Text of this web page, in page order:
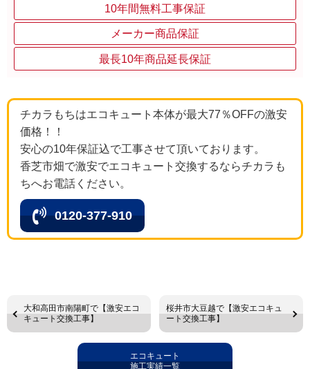
10年間無料工事保証
メーカー商品保証
最長10年商品延長保証
チカラもちはエコキュート本体が最大77％OFFの激安
価格！！
安心の10年保証込で工事させて頂いております。
香芝市畑で激安でエコキュート交換するならチカラも
ちへお電話ください。
0120-377-910
大和高田市南陽町で【激安エコ
キュート交換工事】
桜井市大豆越で【激安エコキュ
ート交換工事】
エコキュート
施工実績一覧